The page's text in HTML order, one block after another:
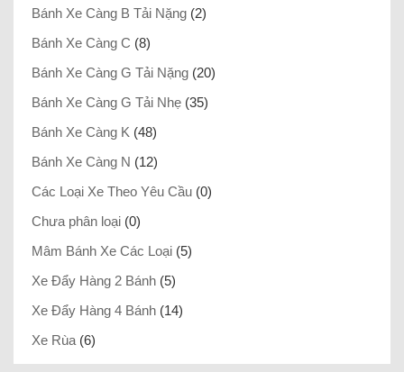
Bánh Xe Càng B Tải Nặng (2)
Bánh Xe Càng C (8)
Bánh Xe Càng G Tải Nặng (20)
Bánh Xe Càng G Tải Nhẹ (35)
Bánh Xe Càng K (48)
Bánh Xe Càng N (12)
Các Loại Xe Theo Yêu Cầu (0)
Chưa phân loại (0)
Mâm Bánh Xe Các Loại (5)
Xe Đẩy Hàng 2 Bánh (5)
Xe Đẩy Hàng 4 Bánh (14)
Xe Rùa (6)